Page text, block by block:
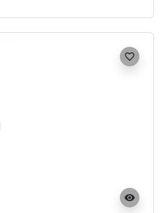
visibility
favorite_border